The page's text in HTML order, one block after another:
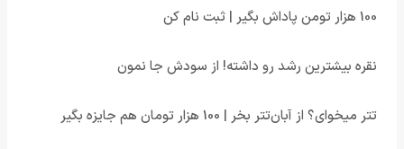
100 هزار تومن پاداش بگیر | ثبت نام کن
نقره بیشترین رشد رو داشته! از سودش جا نمون
تتر میخوای؟ از آبان‌تتر بخر | 100 هزار تومان هم جایزه بگیر